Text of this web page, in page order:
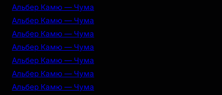
Альбер Камю — Чума
Альбер Камю — Чума
Альбер Камю — Чума
Альбер Камю — Чума
Альбер Камю — Чума
Альбер Камю — Чума
Альбер Камю — Чума